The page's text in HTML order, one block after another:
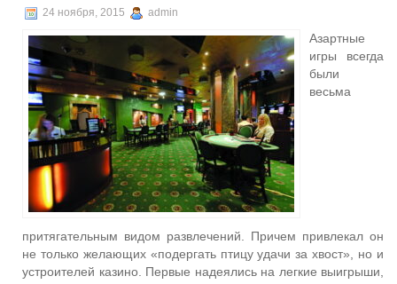
24 ноября, 2015 admin
Азартные
игры всегда
были
весьма
притягательным видом развлечений. Причем привлекал он
не только желающих «подергать птицу удачи за хвост», но и
устроителей казино. Первые надеялись на легкие выигрыши,